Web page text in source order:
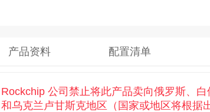
产品资料 配置清单
Rockchip 公司禁止将此产品卖向俄罗斯、
和乌克兰卢甘斯克地区（国家或地区将根据